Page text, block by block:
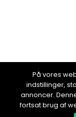
På vores
indstillinger,
annoncer.
fortsat brug af